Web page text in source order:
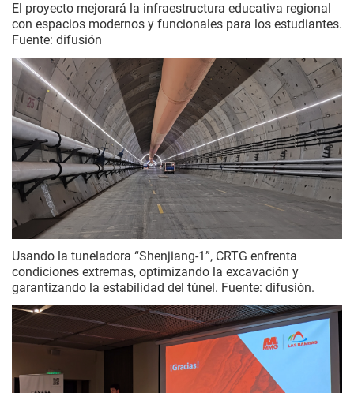
El proyecto mejorará la infraestructura educativa regional
con espacios modernos y funcionales para los estudiantes.
Fuente: difusión
Usando la tuneladora “Shenjiang-1”, CRTG enfrenta
condiciones extremas, optimizando la excavación y
garantizando la estabilidad del túnel. Fuente: difusión.